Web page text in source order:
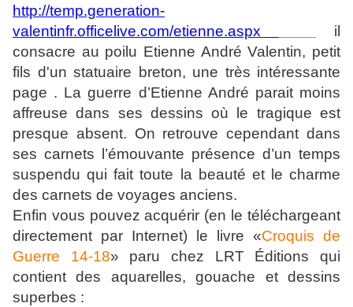
http://temp.generation-
valentinfr.officelive.com/etienne.aspx
il
consacre au poilu Etienne André Valentin, petit
fils d'un statuaire breton, une très intéressante
page . La guerre d’Etienne André parait moins
affreuse dans ses dessins où le tragique est
presque absent. On retrouve cependant dans
ses carnets l’émouvante présence d’un temps
suspendu qui fait toute la beauté et le charme
des carnets de voyages anciens.
Enfin vous pouvez acquérir (en le téléchargeant
directement par Internet) le livre «Croquis de
Guerre 14-18» paru chez LRT Éditions qui
contient des aquarelles, gouache et dessins
superbes :